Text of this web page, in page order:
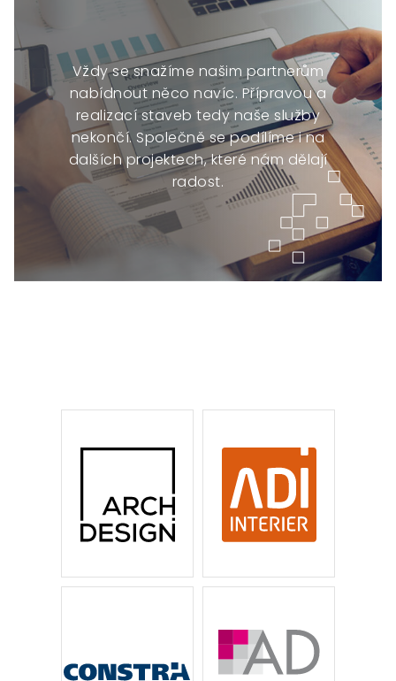
Vždy se snažíme našim partnerům
nabídnout něco navíc. Přípravou a
realizací staveb tedy naše služby
nekončí. Společně se podílíme i na
dalších projektech, které nám dělají
radost.